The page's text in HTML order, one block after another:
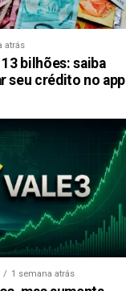
atrás
bilhões: saiba
seu crédito no app
1 semana atrás